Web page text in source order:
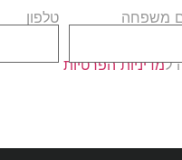
משפחה טלפון
למדיניות הפרטיות